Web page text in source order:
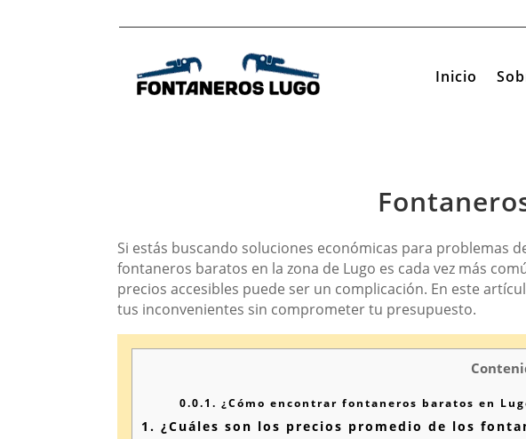
Inicio
Si estás buscando soluciones económicas para problemas
fontaneros baratos en la zona de Lugo es cada vez más
precios accesibles puede ser un complicación. En este
tus inconvenientes sin comprometer tu presupuesto.
0.0.1. ¿Cómo encontrar fontaneros baratos en
1. ¿Cuáles son los precios promedio de los